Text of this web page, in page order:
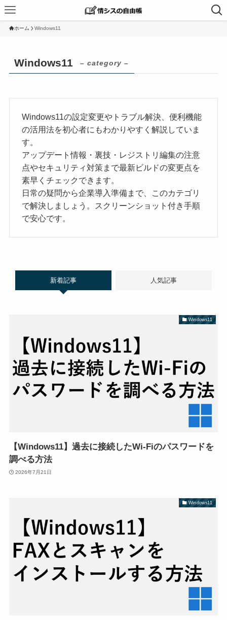
ホーム Windows11
Windows11 – category –
Windows11の設定変更やトラブル解決、便利機能
の活用法を初心者にもわかりやすく解説していま
す。
アップデート情報・裏技・レジストリ編集の注意
点やセキュリティ対策まで最新ビルドの変更点を
素早くチェックできます。
日常の疑問から企業導入準備まで、このカテゴリ
で解決しましょう。スクリーンショット付き手順
で安心です。
新着記事 人気記事
Windows11
【Windows11】過去に接続したWi-Fiのパスワードを
調べる方法
2026年7月21日
Windows11